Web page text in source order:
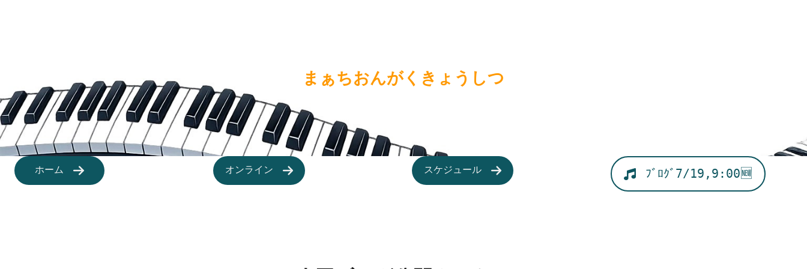
まぁちおんがくきょうしつ
ホーム オンライン スケジュール ﾌﾞﾛｸﾞ7/19,9:00🆕